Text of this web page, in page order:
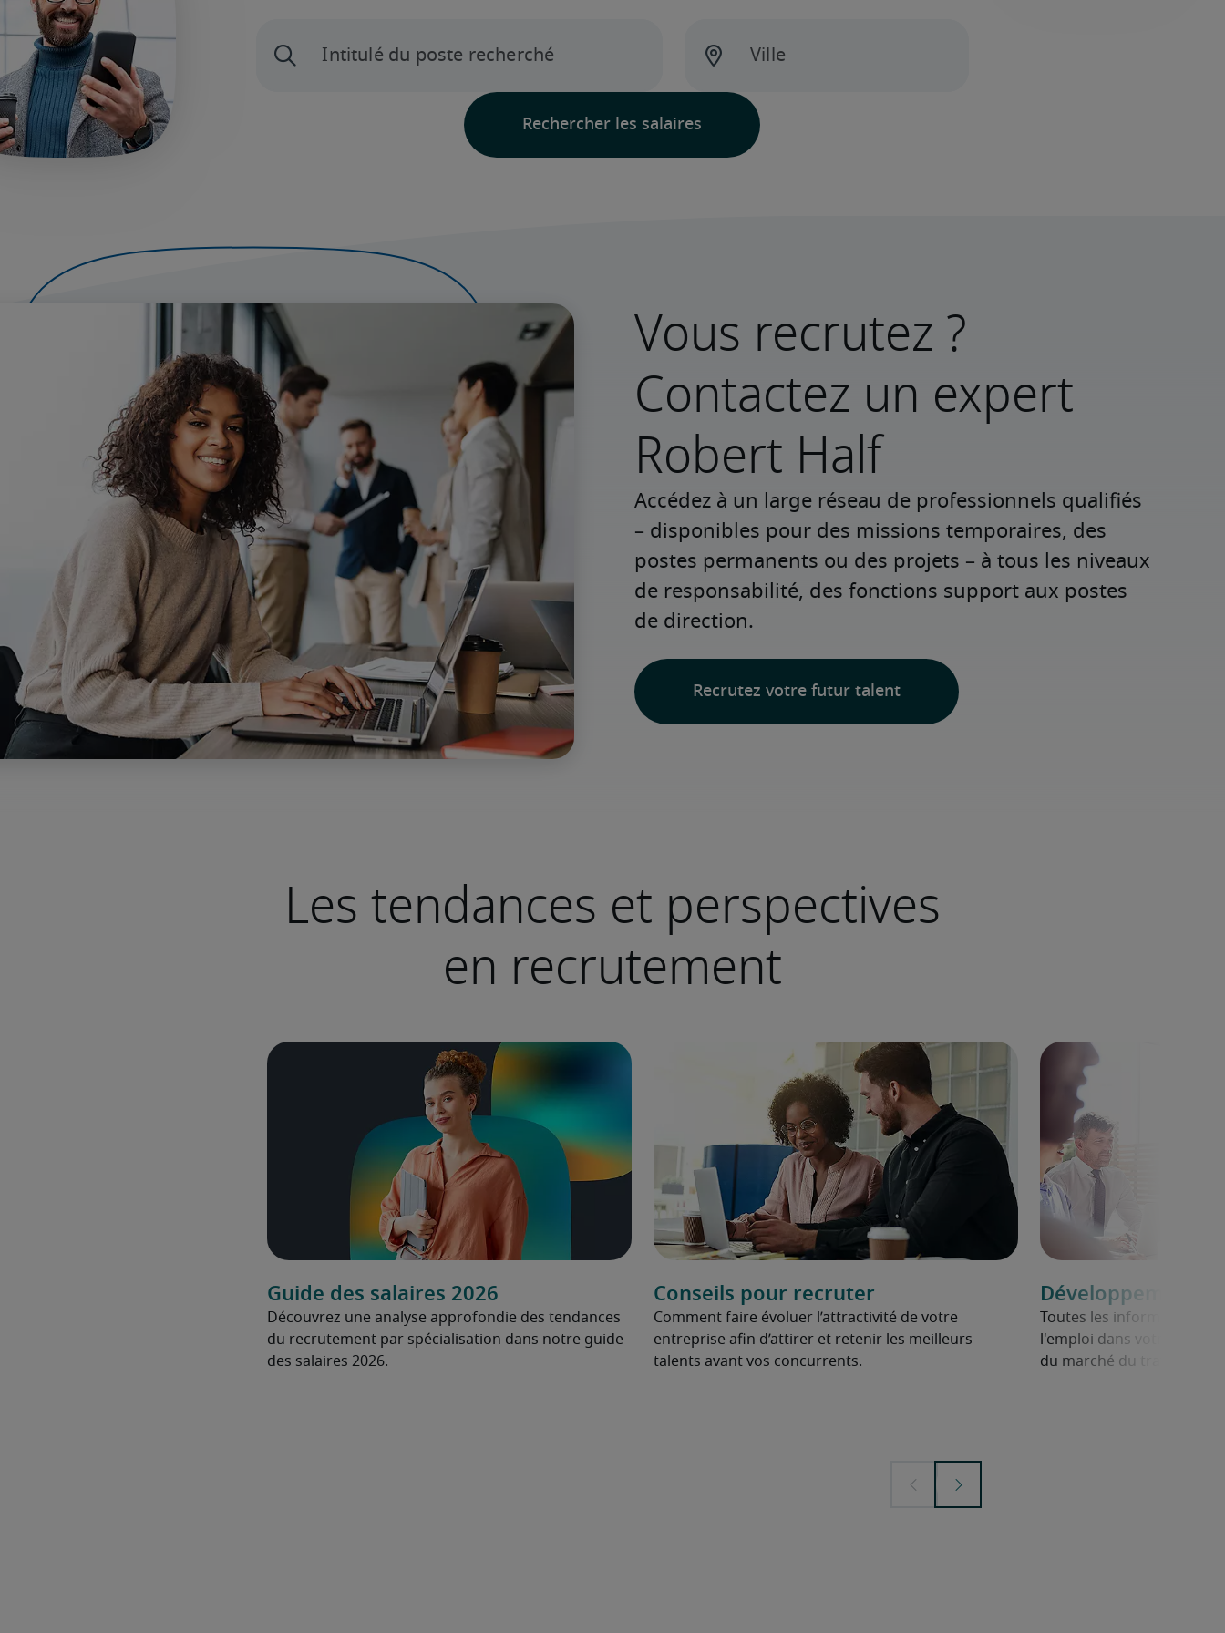
Vous recrutez ?
Contactez un expert
Robert Half
Accédez à un large réseau de professionnels qualifiés
– disponibles pour des missions temporaires, des
postes permanents ou des projets – à tous les niveaux
de responsabilité, des fonctions support aux postes
de direction.
Recrutez votre futur talent
Les tendances et perspectives
en recrutement
Guide des salaires 2026
Découvrez une analyse approfondie des tendances
du recrutement par spécialisation dans notre guide
des salaires 2026.
Conseils pour recruter
Comment faire évoluer l’attractivité de votre
entreprise afin d’attirer et retenir les meilleurs
talents avant vos concurrents.
Développement
Toutes les informations
l'emploi dans votre
du marché du travail.